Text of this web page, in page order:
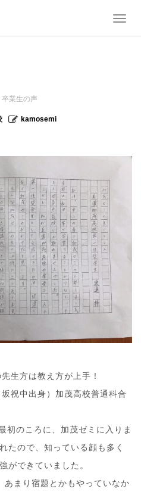
T
業生の声
kamosemi
生方は教え方が上手！
祝中出身）加茂高校普通科合
初のころに、加茂ゼミに入りま
たので、知っている顔も多く
ができていました。
まり宿題とかもやっていなか